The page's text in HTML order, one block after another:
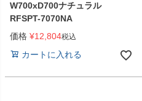
W700xD700ナチュラル
RFSPT-7070NA
価格 ¥12,804税込
カートに入れる